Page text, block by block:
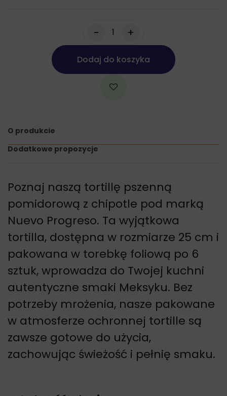
- +
Dodaj do koszyka
O produkcie
Dodatkowe propozycje
Poznaj naszą tortillę pszenną
pomidorową z chipotle pod marką
Nuevo Progreso. Ta wyjątkowa
tortilla, dostępna w rozmiarze 25 cm i
pakowana w torebkę foliową po 6
sztuk, wprowadza do Twojej kuchni
autentyczne smaki Meksyku. Bez
potrzeby mrożenia, nasze pakowane
w atmosferze ochronnej tortille są
zawsze gotowe do użycia,
zachowując świeżość i pełnię smaku.